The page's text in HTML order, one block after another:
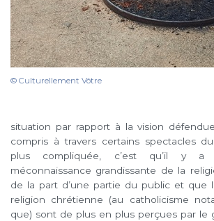
© Culturellement Vôtre
situation par rapport à la vision
compris à travers certains spectacles
plus compliquée, c’est qu’il y a
méconnaissance grandissante de la
de la part d’une partie du public et que
religion chrétienne (au catholicisme
que) sont de plus en plus perçues par le